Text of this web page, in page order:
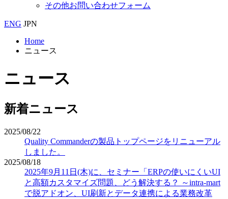
その他お問い合わせフォーム
ENG JPN
Home
ニュース
ニュース
新着ニュース
2025/08/22
Quality Commanderの製品トップページをリニューアル
しました。
2025/08/18
2025年9月11日(木)に、セミナー「ERPの使いにくいUI
と高額カスタマイズ問題、どう解決する？ ～intra-mart
で脱アドオン、UI刷新とデータ連携による業務改革